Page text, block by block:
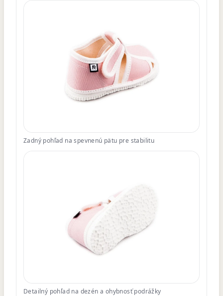
Zadný pohľad na spevnenú pätu pre stabilitu
Detailný pohľad na dezén a ohybnosť podrážky